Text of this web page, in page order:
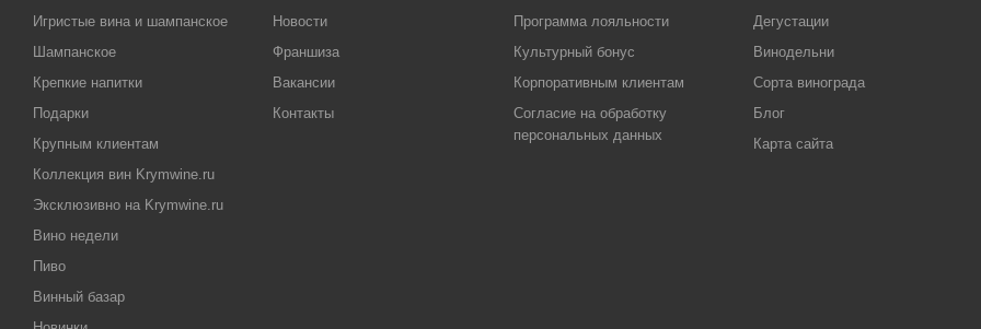
Игристые вина и шампанское
Шампанское
Крепкие напитки
Подарки
Крупным клиентам
Коллекция вин Krymwine.ru
Эксклюзивно на Krymwine.ru
Вино недели
Пиво
Винный базар
Новости
Франшиза
Вакансии
Контакты
Программа лояльности
Культурный бонус
Корпоративным клиентам
Согласие на обработку
персональных данных
Дегустации
Винодельни
Сорта винограда
Блог
Карта сайта